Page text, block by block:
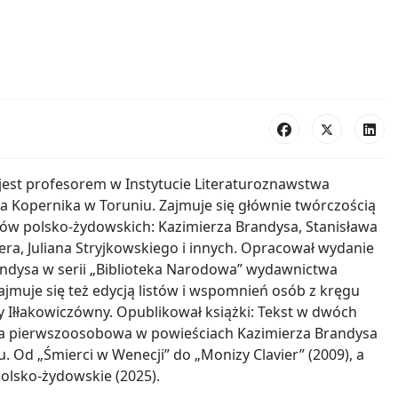
profesorem w Instytucie Literaturoznawstwa
Kopernika w Toruniu. Zajmuje się głównie twórczością
polsko-żydowskich: Kazimierza Brandysa, Stanisława
Juliana Stryjkowskiego i innych. Opracował wydanie
w serii „Biblioteka Narodowa” wydawnictwa
się też edycją listów i wspomnień osób z kręgu
Opublikował książki: Tekst w dwóch
pierwszoosobowa w powieściach Kazimierza Brandysa
Od „Śmierci w Wenecji” do „Monizy Clavier” (2009), a
żydowskie (2025).